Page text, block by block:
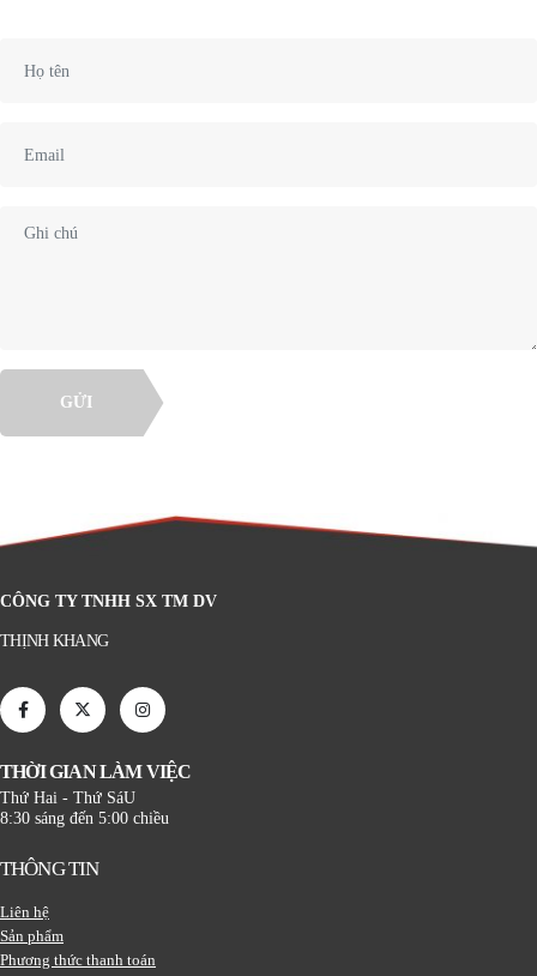
GỬI
CÔNG TY TNHH SX TM DV
THỊNH KHANG
THỜI GIAN LÀM VIỆC
Thứ Hai - Thứ SáU
8:30 sáng đến 5:00 chiều
THÔNG TIN
Liên hệ
Sản phẩm
Phương thức thanh toán